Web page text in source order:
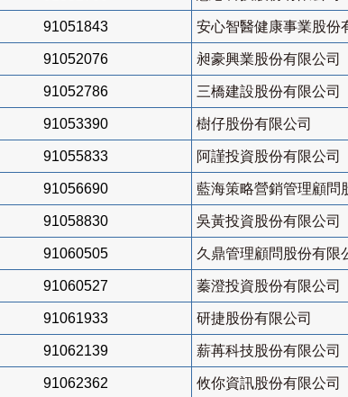
91051843 安心智醫健康事業股份
91052076 昶豪興業股份有限公司
91052786 三橋建設股份有限公司
91053390 樹仔股份有限公司
91055833 阿謹投資股份有限公司
91056690 藍海策略營銷管理顧問
91058830 吳黃投資股份有限公司
91060505 久鼎管理顧問股份有限
91060527 蓁澄投資股份有限公司
91061933 研捷股份有限公司
91062139 薪苒科技股份有限公司
91062362 攸你資訊股份有限公司